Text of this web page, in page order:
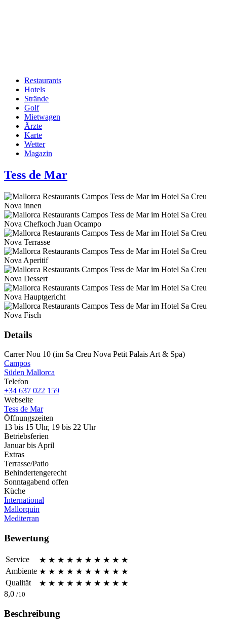
Hauptnavigation
Restaurants
Hotels
Strände
Golf
Mietwagen
Ärzte
Karte
Wetter
Magazin
Tess de Mar
Details
Carrer Nou 10 (im Sa Creu Nova Petit Palais Art & Spa)
Campos
Süden Mallorca
Telefon
+34 637 022 159
Webseite
Tess de Mar
Öffnungszeiten
13 bis 15 Uhr, 19 bis 22 Uhr
Betriebsferien
Januar bis April
Extras
Terrasse/Patio
Behindertengerecht
Sonntagabend offen
Küche
International
Mallorquin
Mediterran
Bewertung
Service ★ ★ ★ ★ ★ ★ ★ ★ ★ ★
Ambiente ★ ★ ★ ★ ★ ★ ★ ★ ★ ★
Qualität
★ ★ ★ ★ ★ ★ ★ ★ ★ ★
8,0 /10
Beschreibung